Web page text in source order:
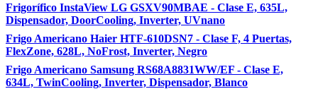
Frigorífico InstaView LG GSXV90MBAE - Clase E, 635L,
Dispensador, DoorCooling, Inverter, UVnano
Frigo Americano Haier HTF-610DSN7 - Clase F, 4 Puertas,
FlexZone, 628L, NoFrost, Inverter, Negro
Frigo Americano Samsung RS68A8831WW/EF - Clase E,
634L, TwinCooling, Inverter, Dispensador, Blanco